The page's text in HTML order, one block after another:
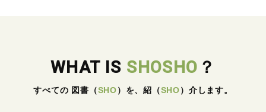
WHAT IS SHOSHO ？
すべての 図書 （SHO） を、紹 （SHO） 介します。